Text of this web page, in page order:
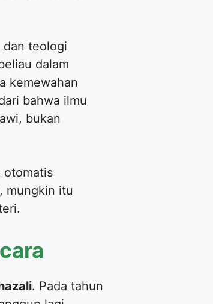
dan teologi
dalam
kemewahan
bahwa ilmu
bukan
otomatis
mungkin itu
. Pada tahun